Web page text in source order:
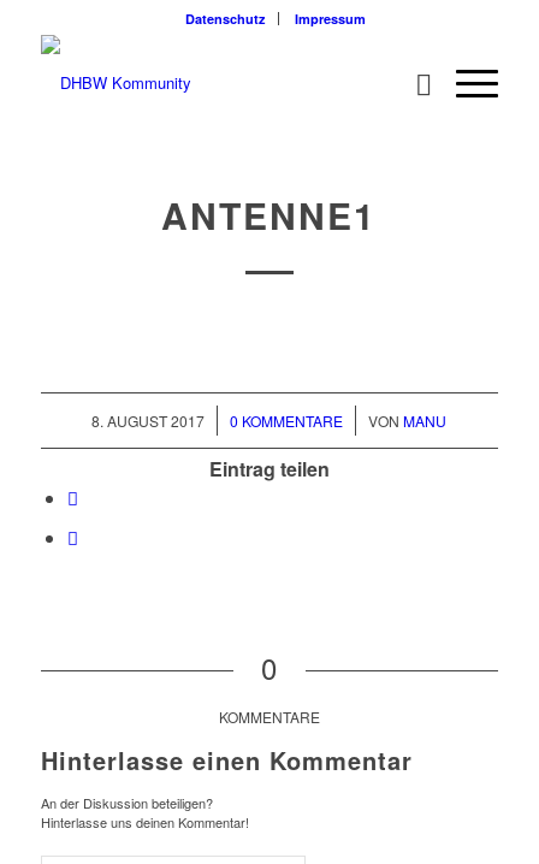
Datenschutz Impressum
ANTENNE1
8. AUGUST 2017
/ 0 KOMMENTARE
/ VON MANU
Eintrag teilen
0
KOMMENTARE
Hinterlasse einen Kommentar
An der Diskussion beteiligen?
Hinterlasse uns deinen Kommentar!